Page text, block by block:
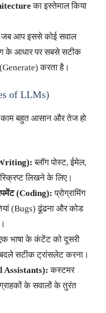
का इस्तेमाल किया
जब आप इससे कोई सवाल
के आधार पर सबसे सटीक
करता है।
of LLMs)
बहुत आसान और तेज हो
ब्लॉग पोस्ट, ईमेल,
लिखने के लिए।
(Coding): प्रोग्रामिंग
(Bugs) ढूंढना और कोड
भाषा के कंटेंट को दूसरी
सटीक ट्रांसलेट करना।
Assistants): कस्टमर
के सवालों के तुरंत